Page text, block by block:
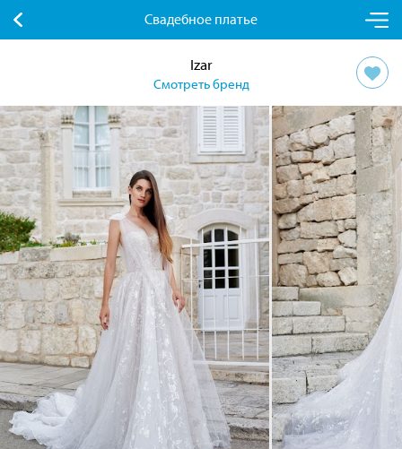
Свадебное платье
Izar
Смотреть бренд